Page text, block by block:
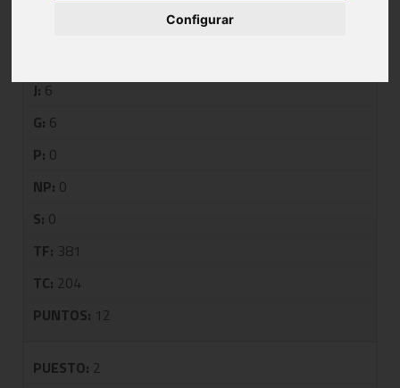
Configurar
J: 6
G: 6
P: 0
NP: 0
S: 0
TF: 381
TC: 204
PUNTOS: 12
PUESTO: 2